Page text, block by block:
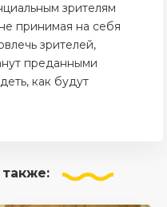
зрителям
принимая на себя
зрителей,
преданными
как будут
также: